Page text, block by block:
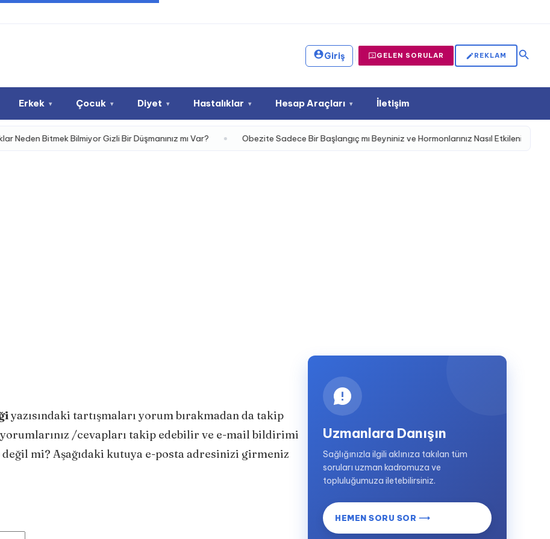
Giriş GELEN SORULAR REKLAM
Erkek ▾ Çocuk ▾ Diyet ▾ Hastalıklar ▾ Hesap Araçları ▾ İletişim
Bilmiyor Gizli Bir Düşmanınız mı Var? Obezite Sadece Bir Başlangıç mı Beyniniz ve Hormonlarınız Nasıl Etkileniyor?
yazısındaki tartışmaları yorum bırakmadan da takip
/cevapları takip edebilir ve e-mail bildirimi
mi? Aşağıdaki kutuya e-posta adresinizi girmeniz
Uzmanlara Danışın
Sağlığınızla ilgili aklınıza takılan tüm
soruları uzman kadromuza ve
topluluğumuza iletebilirsiniz.
HEMEN SORU SOR ⟶